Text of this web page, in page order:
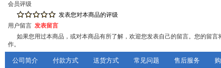
会员评级
发表您对本商品的评级
用户留言 发表留言
如果您用过本商品，或对本商品有所了解，欢迎您发表自己的留言。您的留言
作。
公司简介 付款方式 送货方式 常见问题 售后服务